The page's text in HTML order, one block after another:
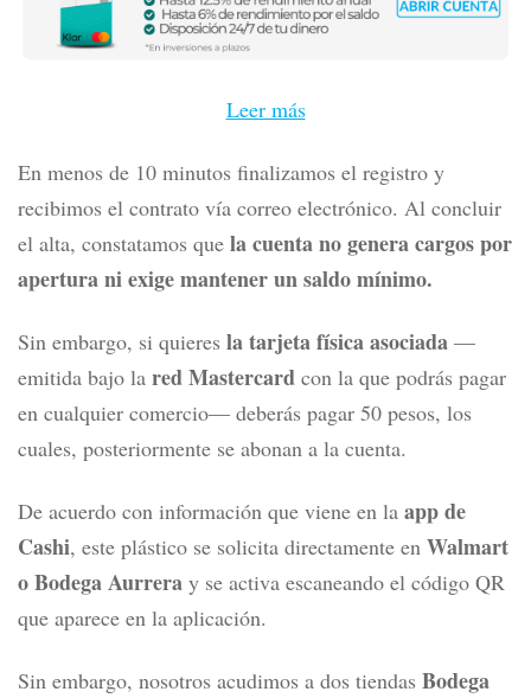
Leer más
En menos de 10 minutos finalizamos el registro y
recibimos el contrato vía correo electrónico. Al concluir
el alta, constatamos que la cuenta no genera cargos por
apertura ni exige mantener un saldo mínimo.
Sin embargo, si quieres la tarjeta física asociada —
emitida bajo la red Mastercard con la que podrás pagar
en cualquier comercio— deberás pagar 50 pesos, los
cuales, posteriormente se abonan a la cuenta.
De acuerdo con información que viene en la app de
Cashi, este plástico se solicita directamente en Walmart
o Bodega Aurrera y se activa escaneando el código QR
que aparece en la aplicación.
Sin embargo, nosotros acudimos a dos tiendas Bodega